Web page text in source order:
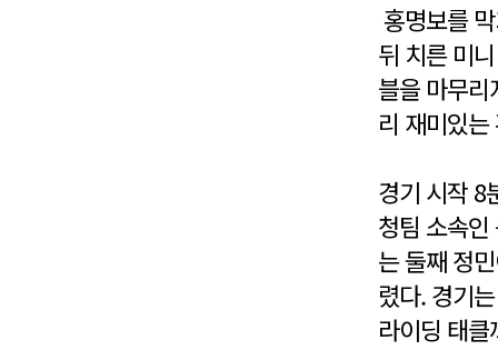
홍명보를
뒤 치른 미
블을 마무
리 재미있는
경기 시작 8
청팀 소속
는 둘째 정
렸다. 경기
라이딩 태